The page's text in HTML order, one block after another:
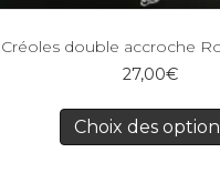
Créoles double accroche
27,00€
Choix des